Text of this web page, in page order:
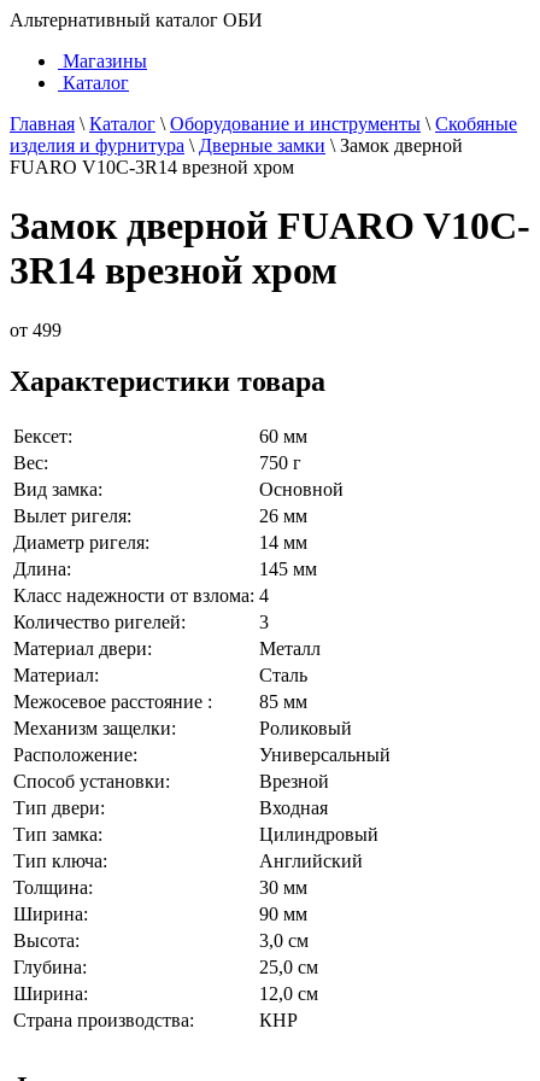
Альтернативный каталог ОБИ
Магазины
Каталог
Главная \ Каталог \ Оборудование и инструменты \ Скобяные
изделия и фурнитура \ Дверные замки \ Замок дверной
FUARO V10C-3R14 врезной хром
Замок дверной FUARO V10C-
3R14 врезной хром
от 499
Характеристики товара
Бексет:
60 мм
Вес:
750 г
Вид замка:
Основной
Вылет ригеля:
26 мм
Диаметр ригеля:
14 мм
Длина:
145 мм
Класс надежности от взлома: 4
Количество ригелей:
3
Материал двери:
Металл
Материал:
Сталь
Межосевое расстояние :
85 мм
Механизм защелки:
Роликовый
Расположение:
Универсальный
Способ установки:
Врезной
Тип двери:
Входная
Тип замка:
Цилиндровый
Тип ключа:
Английский
Толщина:
30 мм
Ширина:
90 мм
Высота:
3,0 см
Глубина:
25,0 см
Ширина:
12,0 см
Страна производства:
КНР